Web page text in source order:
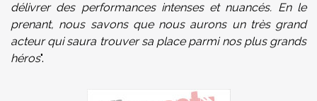
délivrer des performances intenses et nuancés. En le
prenant, nous savons que nous aurons un très grand
acteur qui saura trouver sa place parmi nos plus grands
héros".